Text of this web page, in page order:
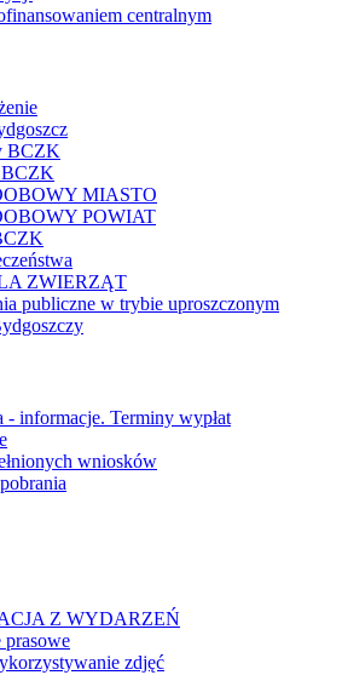
centralnym
BCZK
BCZK
MIASTO
POWIAT
ZWIERZĄT
publiczne w trybie uproszczonym
- informacje. Terminy wypłat
wniosków
Z WYDARZEŃ
zdjęć